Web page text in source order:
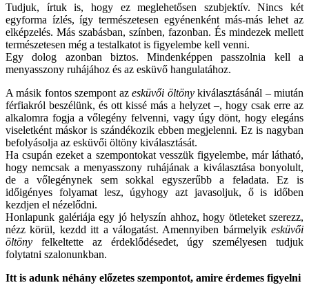
Tudjuk, írtuk is, hogy ez meglehetősen szubjektív. Nincs két
egyforma ízlés, így természetesen egyénenként más-más lehet az
elképzelés. Más szabásban, színben, fazonban. És mindezek mellett
természetesen még a testalkatot is figyelembe kell venni.
Egy dolog azonban biztos. Mindenképpen passzolnia kell a
menyasszony ruhájához és az esküvő hangulatához.
A másik fontos szempont azesküvői öltönykiválasztásánál – miután
férfiakról beszélünk, és ott kissé más a helyzet –, hogy csak erre az
alkalomra fogja a vőlegény felvenni, vagy úgy dönt, hogy elegáns
viseletként máskor is szándékozik ebben megjelenni. Ez is nagyban
befolyásolja az esküvői öltöny kiválasztását.
Ha csupán ezeket a szempontokat vesszük figyelembe, már látható,
hogy nemcsak a menyasszony ruhájának a kiválasztása bonyolult,
de a vőlegénynek sem sokkal egyszerűbb a feladata. Ez is
időigényes folyamat lesz, úgyhogy azt javasoljuk, ő is időben
kezdjen el nézelődni.
Honlapunk galériája egy jó helyszín ahhoz, hogy ötleteket szerezz,
nézz körül, kezdd itt a válogatást. Amennyiben bármelyik esküvői
öltöny felkeltette az érdeklődésedet, úgy személyesen tudjuk
folytatni szalonunkban.
Itt is adunk néhány előzetes szempontot, amire érdemes figyelni